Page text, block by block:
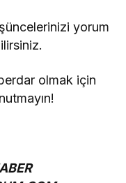
yorum
olmak için